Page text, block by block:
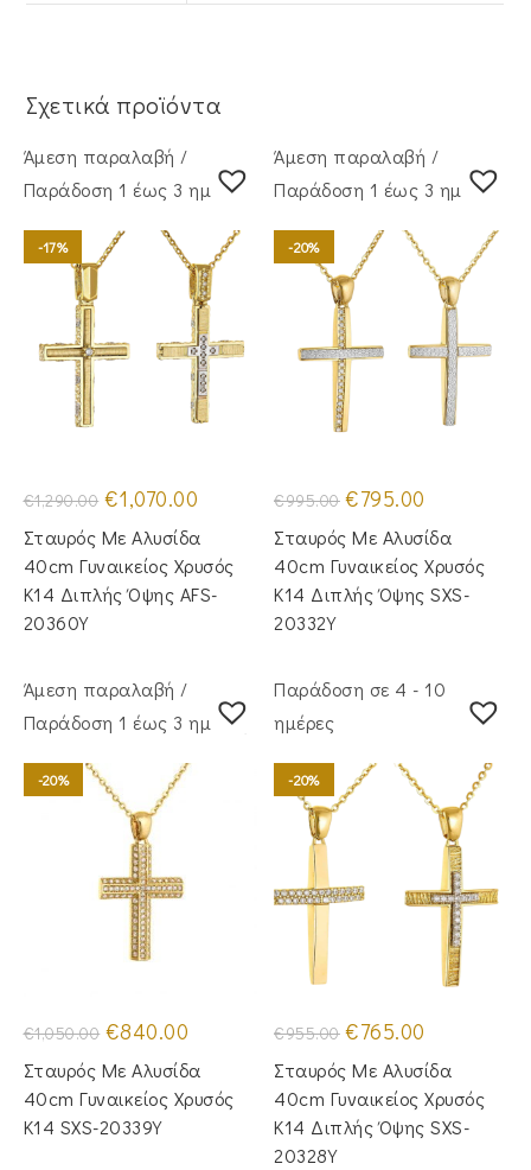
Σχετικά προϊόντα
Άμεση παραλαβή /
Παράδoση 1 έως 3 ημέρες
-17%
€1,290.00 Original
price
was:
€1,290.00.
€1,070.00
είναι:
€1,070.00.
Σταυρός Με Αλυσίδα
40cm Γυναικείος Χρυσός
Κ14 Διπλής Όψης AFS-
20360Y
Άμεση παραλαβή /
Παράδoση 1 έως 3 ημέρες
-20%
€995.00 Original
price
was:
€995.00.
€795.00
τιμή
είναι:
€795.00.
Σταυρός Με Αλυσίδα
40cm Γυναικείος Χρυσός
Κ14 Διπλής Όψης SXS-
20332Y
Άμεση παραλαβή /
Παράδoση 1 έως 3 ημέρες
-20%
€1,050.00 Original
price
was:
€1,050.00.
€840.00
τιμή
είναι:
€840.00.
Σταυρός Με Αλυσίδα
40cm Γυναικείος Χρυσός
Κ14 SXS-20339Y
Παράδοση σε 4 - 10
ημέρες
-20%
€955.00 Original
price
was:
€955.00.
€765.00
τιμή
είναι:
€765.00.
Σταυρός Με Αλυσίδα
40cm Γυναικείος Χρυσός
Κ14 Διπλής Όψης SXS-
20328Y